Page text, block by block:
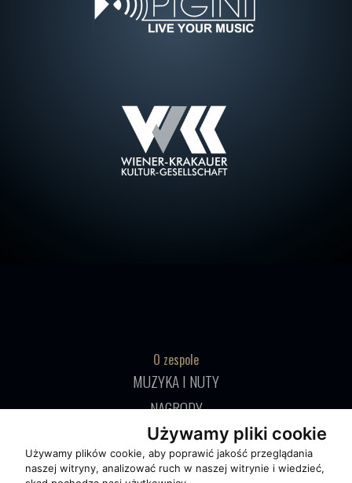
Używamy pliki cookie
Używamy plików cookie, aby poprawić jakość przeglądania
naszej witryny, analizować ruch w naszej witrynie i wiedzieć,
O zespole
MUZYKA I NUTY
NAGRODY
RECENZJE